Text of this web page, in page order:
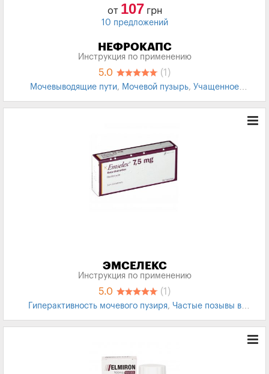
от 107 грн
10 предложений
НЕФРОКАПС
Инструкция по применению
5.0 (1)
Мочевыводящие пути, Мочевой пузырь, Учащенное
ЭМСЕЛЕКС
Инструкция по применению
5.0 (1)
Гиперактивность мочевого пузиря, Частые позывы в